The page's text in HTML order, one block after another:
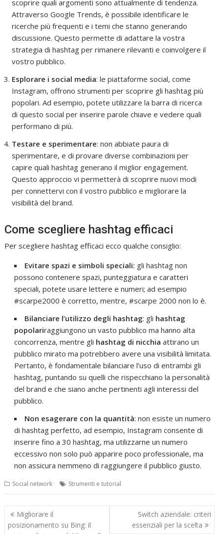
scoprire quali argomenti sono attualmente di tendenza.
Attraverso Google Trends, è possibile identificare le
ricerche più frequenti e i temi che stanno generando
discussione. Questo permette di adattare la vostra
strategia di hashtag per rimanere rilevanti e coinvolgere il
vostro pubblico.
Esplorare i social media: le piattaforme social, come
Instagram, offrono strumenti per scoprire gli hashtag più
popolari. Ad esempio, potete utilizzare la barra di ricerca
di questo social per inserire parole chiave e vedere quali
performano di più.
Testare e sperimentare: non abbiate paura di
sperimentare, e di provare diverse combinazioni per
capire quali hashtag generano il miglior engagement.
Questo approccio vi permetterà di scoprire nuovi modi
per connettervi con il vostro pubblico e migliorare la
visibilità del brand.
Come scegliere hashtag efficaci
Per scegliere hashtag efficaci ecco qualche consiglio:
Evitare spazi e simboli speciali: gli hashtag non
possono contenere spazi, punteggiatura e caratteri
speciali, potete usare lettere e numeri; ad esempio
#scarpe2000 è corretto, mentre, #scarpe 2000 non lo è.
Bilanciare l’utilizzo degli hashtag: gli hashtag
popolariraggiungono un vasto pubblico ma hanno alta
concorrenza, mentre gli hashtag di nicchiaattirano un
pubblico mirato ma potrebbero avere una visibilità limitata.
Pertanto, è fondamentale bilanciare l’uso di entrambi gli
hashtag, puntando su quelli che rispecchiano la personalità
del brand e che siano anche pertinenti agli interessi del
pubblico.
Non esagerare con la quantità: non esiste un numero
di hashtag perfetto, ad esempio, Instagram consente di
inserire fino a 30 hashtag, ma utilizzarne un numero
eccessivo non solo può apparire poco professionale, ma
non assicura nemmeno di raggiungere il pubblico giusto.
Social network Strumenti e tutorial
Navigazione
articoli
Migliorare il
posizionamento su Bing: il
Switch aziendale: criteri
essenziali per la scelta